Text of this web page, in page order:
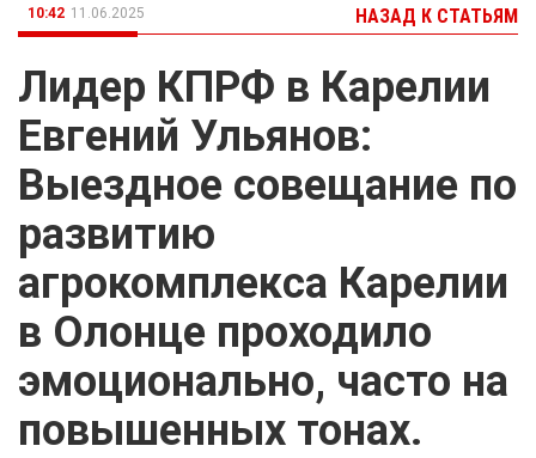
10:42 11.06.2025 НАЗАД К СТАТЬЯМ
Лидер КПРФ в Карелии
Евгений Ульянов:
Выездное совещание по
развитию
агрокомплекса Карелии
в Олонце проходило
эмоционально, часто на
повышенных тонах.